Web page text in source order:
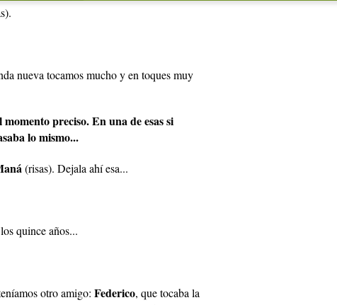
nueva tocamos mucho y en toques muy
preciso. En una de esas si
lo mismo...
(risas). Dejala ahí esa...
quince años...
otro amigo: Federico, que tocaba la